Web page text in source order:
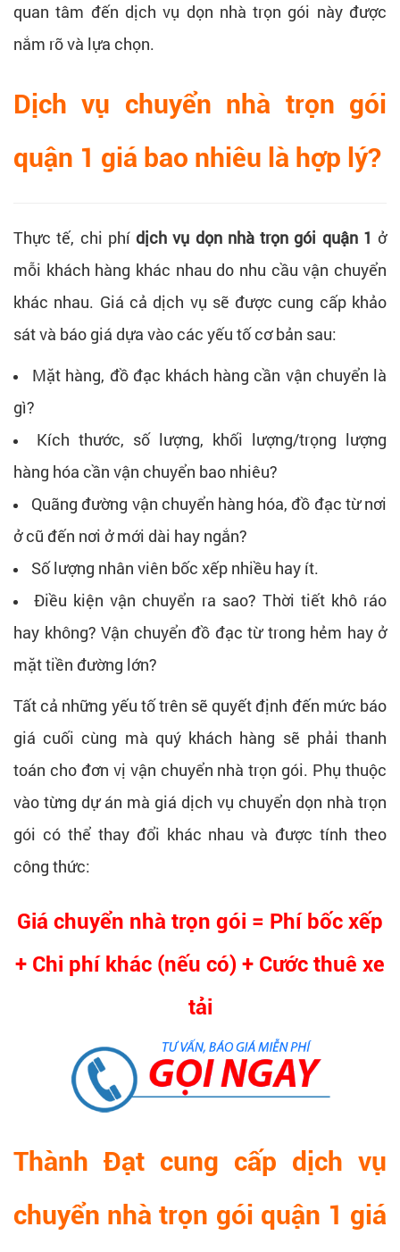
quan tâm đến dịch vụ dọn nhà trọn gói này được
nắm rõ và lựa chọn.
Dịch vụ chuyển nhà trọn gói
quận 1 giá bao nhiêu là hợp lý?
Thực tế, chi phí dịch vụ dọn nhà trọn gói quận 1 ở
mỗi khách hàng khác nhau do nhu cầu vận chuyển
khác nhau. Giá cả dịch vụ sẽ được cung cấp khảo
sát và báo giá dựa vào các yếu tố cơ bản sau:
Mặt hàng, đồ đạc khách hàng cần vận chuyển là
gì?
Kích thước, số lượng, khối lượng/trọng lượng
hàng hóa cần vận chuyển bao nhiêu?
Quãng đường vận chuyển hàng hóa, đồ đạc từ nơi
ở cũ đến nơi ở mới dài hay ngắn?
Số lượng nhân viên bốc xếp nhiều hay ít.
Điều kiện vận chuyển ra sao? Thời tiết khô ráo
hay không? Vận chuyển đồ đạc từ trong hẻm hay ở
mặt tiền đường lớn?
Tất cả những yếu tố trên sẽ quyết định đến mức báo
giá cuối cùng mà quý khách hàng sẽ phải thanh
toán cho đơn vị vận chuyển nhà trọn gói. Phụ thuộc
vào từng dự án mà giá dịch vụ chuyển dọn nhà trọn
gói có thể thay đổi khác nhau và được tính theo
công thức:
Giá chuyển nhà trọn gói = Phí bốc xếp
+ Chi phí khác (nếu có) + Cước thuê xe
tải
Thành Đạt cung cấp dịch vụ
chuyển nhà trọn gói quận 1 giá